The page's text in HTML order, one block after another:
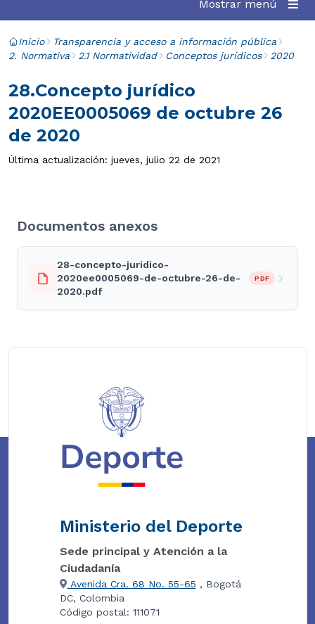
Mostrar menú
Inicio
Transparencia y acceso a información pública
2. Normativa
2.1 Normatividad Conceptos jurídicos 2020
28.Concepto jurídico
2020EE0005069 de octubre 26
de 2020
Última actualización: jueves, julio 22 de 2021
Documentos anexos
28-concepto-juridico-
2020ee0005069-de-octubre-26-de-
2020.pdf
PDF
Ministerio del Deporte
Sede principal y Atención a la
Ciudadanía
Avenida Cra. 68 No. 55-65 , Bogotá
DC, Colombia
Código postal: 111071